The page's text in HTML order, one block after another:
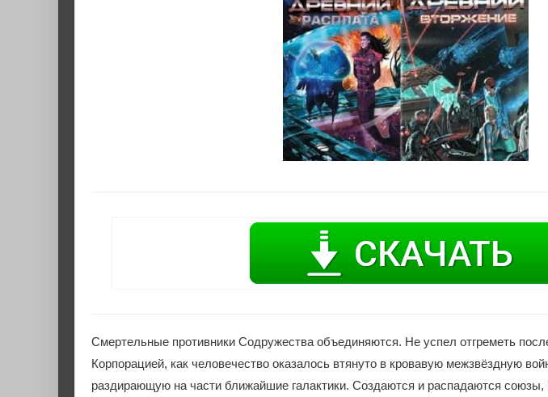
Смертельные противники Содружества объединяются. Не успел отгреметь
Корпорацией, как человечество оказалось втянуто в кровавую межзвёздную
раздирающую на части ближайшие галактики. Создаются и распадаются союзы,